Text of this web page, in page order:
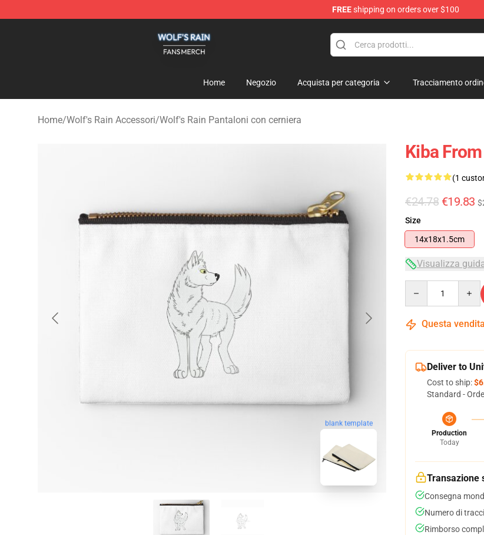
FREEshipping on orders over $100
Home Negozio Acquista per categoria Tracciamento
Home/Wolf's Rain Accessori/Wolf's Rain Pantaloni con cerniera
blank template
Kiba
(1
€24.78 €19.83
Size
14x18x1.5cm
Visualizza
Questa
Deliver to
Cost to ship:
Standard -
Production
Today
Transazione
Consegna
Numero di
Rimborso